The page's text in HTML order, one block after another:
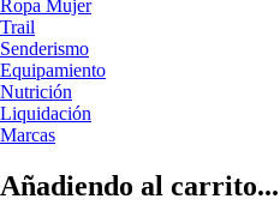
Ropa Mujer
Trail
Senderismo
Equipamiento
Nutrición
Liquidación
Marcas
Añadiendo al carrito...